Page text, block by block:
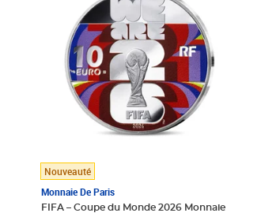
Nouveauté
Monnaie De Paris
FIFA – Coupe du Monde 2026 Monnaie